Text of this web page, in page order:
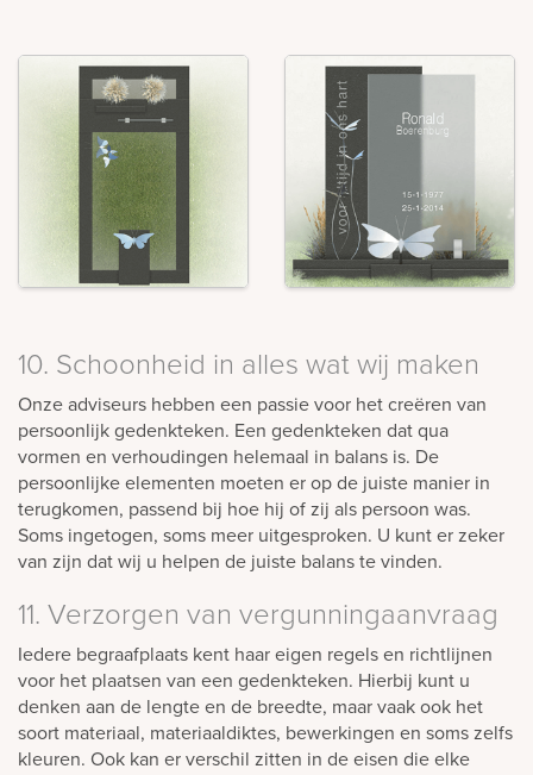
10. Schoonheid in alles wat wij maken
Onze adviseurs hebben een passie voor het creëren van
persoonlijk gedenkteken. Een gedenkteken dat qua
vormen en verhoudingen helemaal in balans is. De
persoonlijke elementen moeten er op de juiste manier in
terugkomen, passend bij hoe hij of zij als persoon was.
Soms ingetogen, soms meer uitgesproken. U kunt er zeker
van zijn dat wij u helpen de juiste balans te vinden.
11. Verzorgen van vergunningaanvraag
Iedere begraafplaats kent haar eigen regels en richtlijnen
voor het plaatsen van een gedenkteken. Hierbij kunt u
denken aan de lengte en de breedte, maar vaak ook het
soort materiaal, materiaaldiktes, bewerkingen en soms zelfs
kleuren. Ook kan er verschil zitten in de eisen die elke